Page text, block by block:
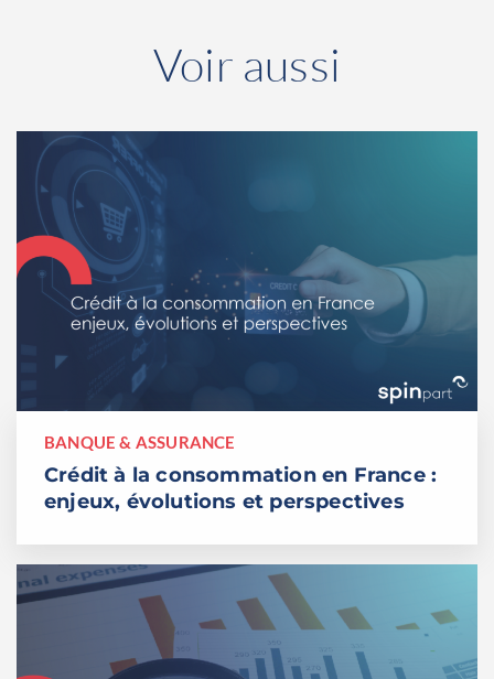
Voir aussi
BANQUE & ASSURANCE
Crédit à la consommation en France :
enjeux, évolutions et perspectives